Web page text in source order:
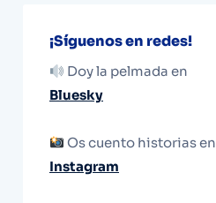
¡Síguenos en redes!
Doy la pelmada en
Bluesky
Os cuento historias en
Instagram